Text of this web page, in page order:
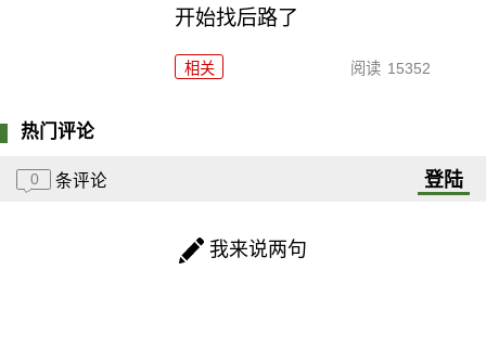
开始找后路了
相关 阅读 15352
热门评论
0 条评论 登陆
我来说两句